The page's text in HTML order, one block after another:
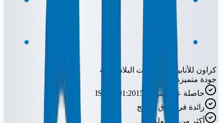
كراون للأنابيب والوصلات البلاستيكية
جودة متميزة
حاصلة على شهادة ISO 9001:2015
رائدة في سوق الخليج
أكثر من 52 دولة